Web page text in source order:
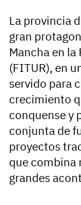
La provincia
gran
Mancha en
(FITUR), en
servido para
crecimiento
conquense y
conjunta de
proyectos
que combina
grandes